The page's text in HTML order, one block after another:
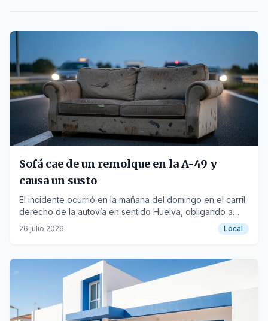
Sofá cae de un remolque en la A-49 y
causa un susto
El incidente ocurrió en la mañana del domingo en el carril
derecho de la autovía en sentido Huelva, obligando a
detener el tráfico.
26 julio 2026 Local